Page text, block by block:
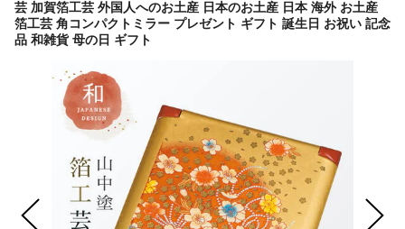
芸 加賀箔工芸 外国人へのお土産 日本のお土産 日本 海外 お土産
箔工芸 角コンパクトミラー プレゼント ギフト 誕生日 お祝い 記念
品 和雑貨 母の日 ギフト